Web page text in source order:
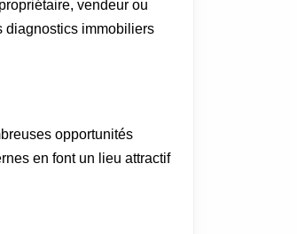
vendeur ou
diagnostics immobiliers
opportunités
en font un lieu attractif